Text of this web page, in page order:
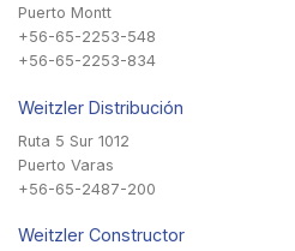
Puerto Montt
+56-65-2253-548
+56-65-2253-834
Weitzler Distribución
Ruta 5 Sur 1012
Puerto Varas
+56-65-2487-200
Weitzler Constructor